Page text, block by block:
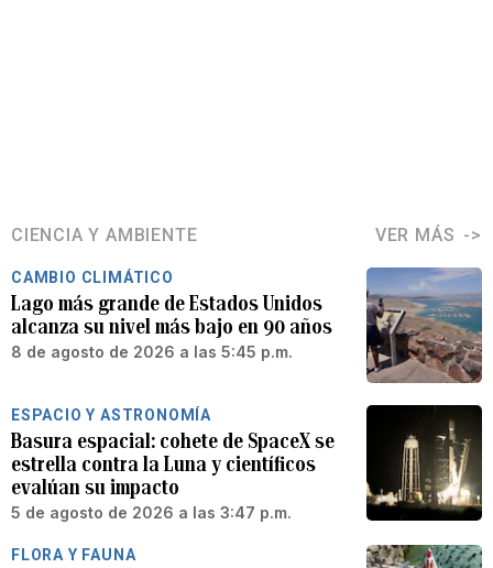
CIENCIA Y AMBIENTE VER MÁS
CAMBIO CLIMÁTICO
Lago más grande de Estados Unidos
alcanza su nivel más bajo en 90 años
8 de agosto de 2026 a las 5:45 p.m.
ESPACIO Y ASTRONOMÍA
Basura espacial: cohete de SpaceX se
estrella contra la Luna y científicos
evalúan su impacto
5 de agosto de 2026 a las 3:47 p.m.
FLORA Y FAUNA